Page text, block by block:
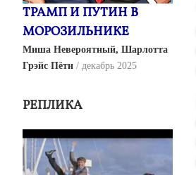
ТРАМП И ПУТИН В
МОРОЗИЛЬНИКЕ
Миша Невероятный, Шарлотта
Грэйс Пёти
декабрь 2025
РЕПЛИКА